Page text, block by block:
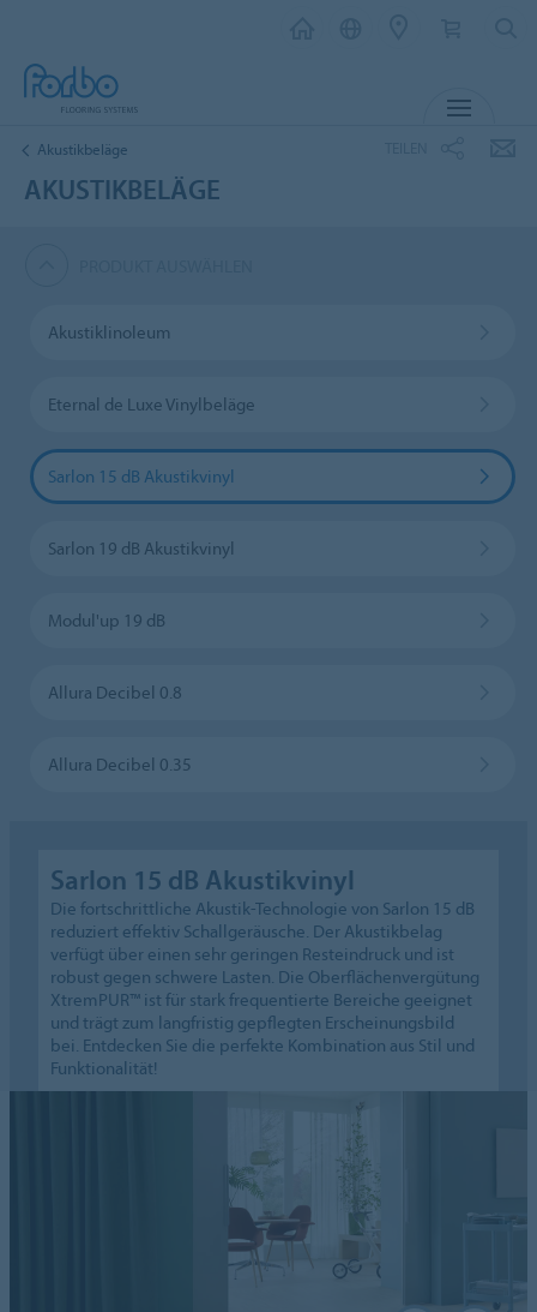
Akustikbeläge
AKUSTIKBELÄGE
Akustiklinoleum
Eternal de Luxe Vinylbeläge
Sarlon 15 dB Akustikvinyl
Sarlon 19 dB Akustikvinyl
Modul'up 19 dB
Allura Decibel 0.8
Allura Decibel 0.35
Sarlon 15 dB Akustikvinyl
Die fortschrittliche Akustik-Technologie von Sarlon 15 dB
reduziert effektiv Schallgeräusche. Der Akustikbelag
verfügt über einen sehr geringen Resteindruck und ist
robust gegen schwere Lasten. Die Oberflächenvergütung
XtremPUR™ ist für stark frequentierte Bereiche geeignet
und trägt zum langfristig gepflegten Erscheinungsbild
bei. Entdecken Sie die perfekte Kombination aus Stil und
Funktionalität!